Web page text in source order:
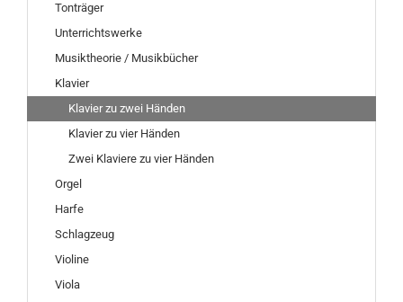
Tonträger
Unterrichtswerke
Musiktheorie / Musikbücher
Klavier
Klavier zu zwei Händen
Klavier zu vier Händen
Zwei Klaviere zu vier Händen
Orgel
Harfe
Schlagzeug
Violine
Viola